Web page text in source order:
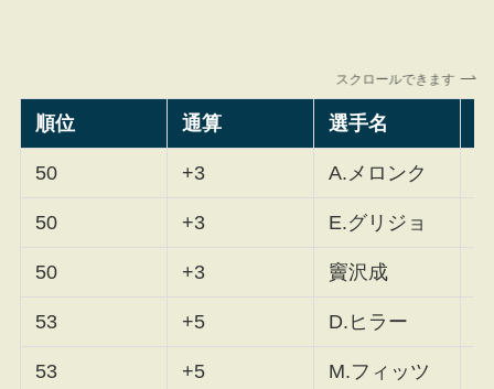
スクロールできます
順位 通算 選手名
50 +3 A.メロンク
50 +3 E.グリジョ
50 +3 竇沢成
53 +5 D.ヒラー
53 +5
M.フィッツ